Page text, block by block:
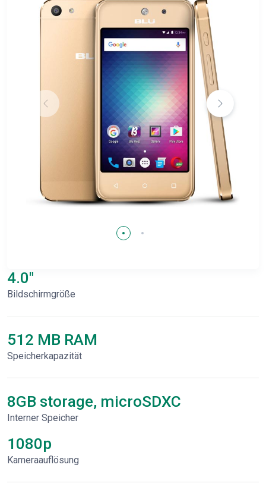
4.0"
Bildschirmgröße
512 MB RAM
Speicherkapazität
8GB storage, microSDXC
Interner Speicher
1080p
Kameraauflösung